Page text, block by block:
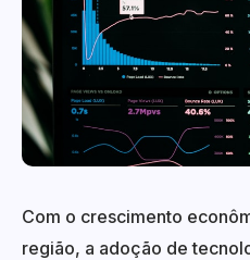
Com o crescimento
região, a adoção de